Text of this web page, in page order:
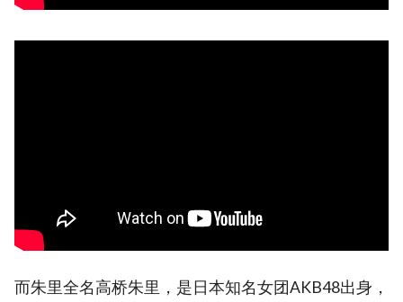
而朱里全名高桥朱里，是日本知名女团AKB48出身，